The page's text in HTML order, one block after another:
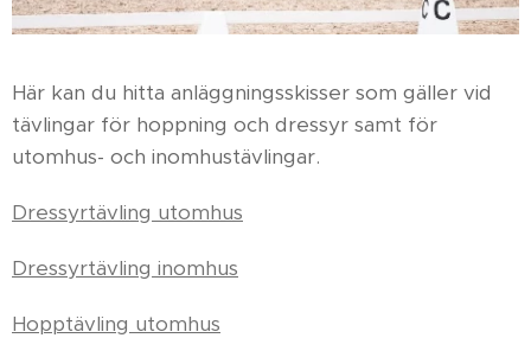
Här kan du hitta anläggningsskisser som gäller vid
tävlingar för hoppning och dressyr samt för
utomhus- och inomhustävlingar.
Dressyrtävling utomhus
Dressyrtävling inomhus
Hopptävling utomhus